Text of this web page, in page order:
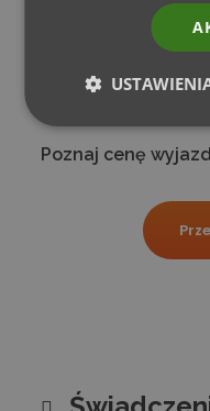
dokonywane są w PLN.
automatycznie
z
Poznaj cenę